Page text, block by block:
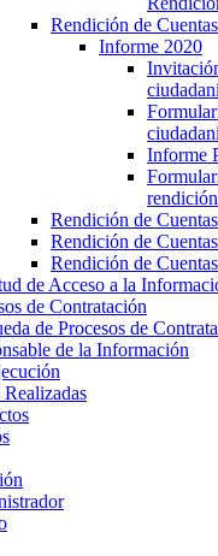
Rendición de
Informe 2020
Informe
Rendición de
Rendición de
Rendición de
de Acceso a la
de Contratación
de Procesos de
de la Información
Realizadas